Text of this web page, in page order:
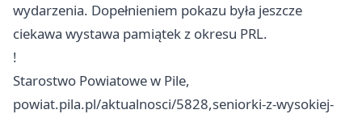
wydarzenia. Dopełnieniem pokazu była jeszcze
ciekawa wystawa pamiątek z okresu PRL.
!
Starostwo Powiatowe w Pile,
powiat.pila.pl/aktualnosci/5828,seniorki-z-wysokiej-